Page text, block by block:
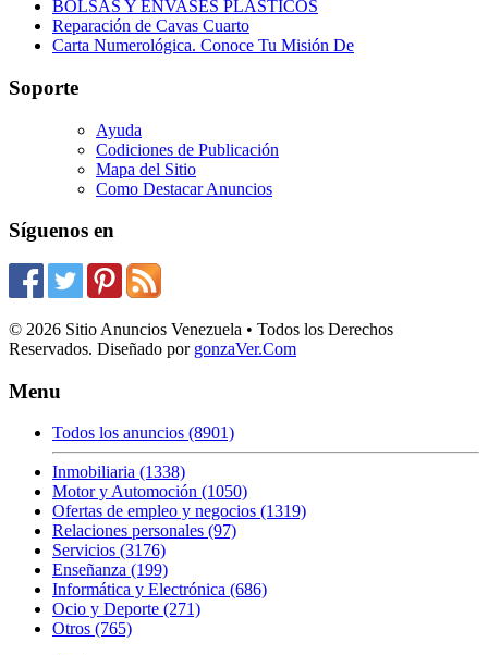
BOLSAS Y ENVASES PLÁSTICOS
Reparación de Cavas Cuarto
Carta Numerológica. Conoce Tu Misión De
Soporte
Ayuda
Codiciones de Publicación
Mapa del Sitio
Como Destacar Anuncios
Síguenos en
© 2026 Sitio Anuncios Venezuela • Todos los Derechos
Reservados. Diseñado por gonzaVer.Com
Menu
Todos los anuncios (8901)
Inmobiliaria (1338)
Motor y Automoción (1050)
Ofertas de empleo y negocios (1319)
Relaciones personales (97)
Servicios (3176)
Enseñanza (199)
Informática y Electrónica (686)
Ocio y Deporte (271)
Otros (765)